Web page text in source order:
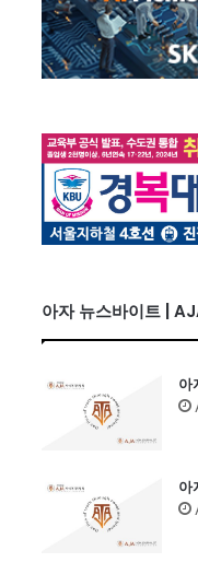
아자 뉴스바이트 |
아
아